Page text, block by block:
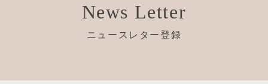
News Letter
ニュースレター登録